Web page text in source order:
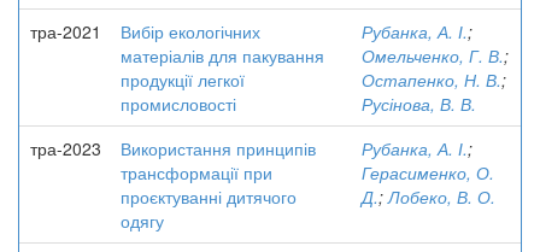
тра-2021
Вибір екологічних
матеріалів для пакування
продукції легкої
промисловості
Рубанка, А. І.;
Омельченко, Г. В.;
Остапенко, Н. В.;
Русінова, В. В.
тра-2023
Використання принципів
трансформації при
проєктуванні дитячого
одягу
Рубанка, А. І.;
Герасименко, О.
Д.;Лобеко, В. О.